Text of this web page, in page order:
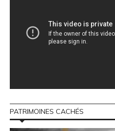
PATRIMOINES CACHÉS